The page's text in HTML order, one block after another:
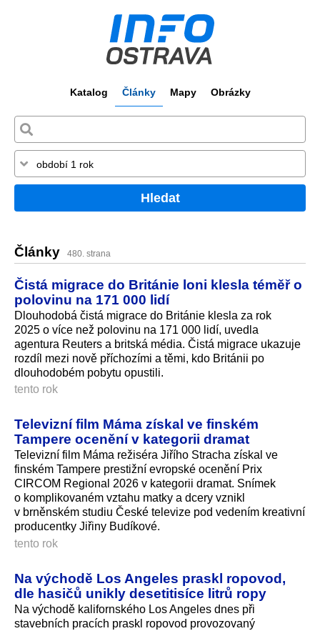
Katalog Články Mapy Obrázky
Hledat
Články 480. strana
Čistá migrace do Británie loni klesla téměř o
polovinu na 171 000 lidí
Dlouhodobá čistá migrace do Británie klesla za rok
2025 o více než polovinu na 171 000 lidí, uvedla
agentura Reuters a britská média. Čistá migrace ukazuje
rozdíl mezi nově příchozími a těmi, kdo Británii po
dlouhodobém pobytu opustili.
tento rok
Televizní film Máma získal ve finském
Tampere ocenění v kategorii dramat
Televizní film Máma režiséra Jiřího Stracha získal ve
finském Tampere prestižní evropské ocenění Prix
CIRCOM Regional 2026 v kategorii dramat. Snímek
o komplikovaném vztahu matky a dcery vznikl
v brněnském studiu České televize pod vedením kreativní
producentky Jiřiny Budíkové.
tento rok
Na východě Los Angeles praskl ropovod,
dle hasičů unikly desetitisíce litrů ropy
Na východě kalifornského Los Angeles dnes při
stavebních pracích praskl ropovod provozovaný